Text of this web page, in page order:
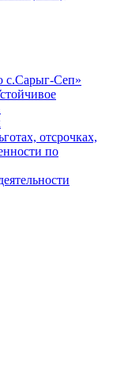
с.Сарыг-Сеп»
отсрочках,
по